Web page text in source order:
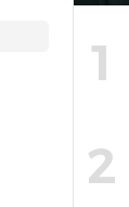
1
2